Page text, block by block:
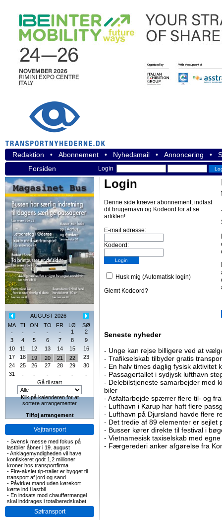
Redaktion • Abonnement • Nyhedsmail • Annoncering •
Forsiden
Login
AUGUST 2026
MA
TI ON TO FR LØ
SØ
-
- - - - 1
2
3
4 5 6 7 8
9
10
11 12 13 14 15
16
17
18 19 20 21 22
23
24
25 26 27 28 29
30
31
- - - - -
-
Gå til start
Klik på kalenderen for at
sortere arrangementer
Tilføj arrangement
Vejtransport
- Svensk messe med fokus på
lastbiler åbner i 19. august
-Anklagemyndigheden vil have
konfiskeret godt 1,2 millioner
kroner hos transportfirma
- Fire-akslet tip-trailer er bygget til
transport af jord og sand
- Påvirket mand uden kørekort
kørte ind i lastbil
- En indsats mod chaufførmangel
skal inddrages i totalberedskabet
Søtransport
Login
Denne side kræver abonnement, indtast
dit brugernavn og Kodeord for at se
artiklen!
E-mail adresse:
Kodeord:
Husk mig (Automatisk login)
Glemt Kodeord?
Seneste nyheder
- Unge kan rejse billigere ved at
- Trafikselskab tilbyder gratis
- En halv times daglig fysisk aktivitet
- Passagertallet i sydjysk lufthavn
- Delebilstjeneste samarbejder med
biler
- Asfaltarbejde spærrer flere til- og
- Lufthavn i Karup har haft flere
- Lufthavn på Djursland havde flere
- Det tredie af 89 elementer er sejlet
- Busser kører direkte til festival i
- Vietnamesisk taxiselskab med
- Færgerederi anker afgørelse fra